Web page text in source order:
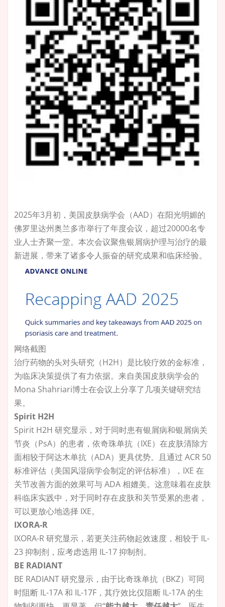
2025年3月初，美国皮肤病学会（AAD）在阳光明媚的
佛罗里达州奥兰多市举行了年度会议，超过20000名专
业人士齐聚一堂。本次会议聚焦银屑病护理与治疗的最
新进展，带来了诸多令人振奋的研究成果和临床经验。
网络截图
治疗药物的头对头研究（H2H）是比较疗效的金标准，
为临床决策提供了有力依据。来自美国皮肤病学会的
Mona Shahriari博士在会议上分享了几项关键研究结
果。
Spirit H2H
Spirit H2H 研究显示，对于同时患有银屑病和银屑病关
节炎（PsA）的患者，依奇珠单抗（IXE）在皮肤清除方
面相较于阿达木单抗（ADA）更具优势。且通过 ACR 50
标准评估（美国风湿病学会制定的评估标准），IXE 在
关节改善方面的效果可与 ADA 相媲美。这意味着在皮肤
科临床实践中，对于同时存在皮肤和关节受累的患者，
可以更放心地选择 IXE。
IXORA-R
IXORA-R 研究显示，若更关注药物起效速度，相较于 IL-
23 抑制剂，应考虑选用 IL-17 抑制剂。
BE RADIANT
BE RADIANT 研究显示，由于比奇珠单抗（BKZ）可同
时阻断 IL-17A 和 IL-17F，其疗效比仅阻断 IL-17A 的生